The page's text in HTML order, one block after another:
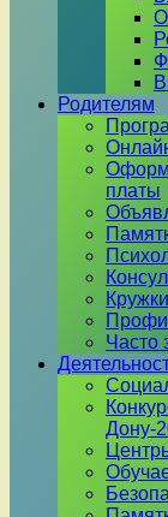
О
Родителям
платы
Часто
Дону-